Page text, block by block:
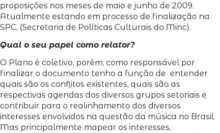
proposições nos meses de maio e junho de 2009.
Atualmente estando em processo de finalização na
SPC, (Secretaria de Políticas Culturais do Minc).
Qual o seu papel como relator?
O Plano é coletivo, porém, como responsável por
finalizar o documento tenho a função de entender
quais são os conflitos existentes, quais são as
respectivas agendas dos diversos grupos setoriais e
contribuir para o realinhamento dos diversos
interesses envolvidos na questão da música no Brasil.
Mas principalmente mapear os interesses,